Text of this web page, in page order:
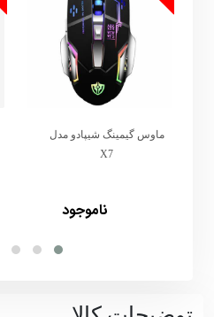
ماوس گیمینگ شیپادو مدل
X7
ناموجود